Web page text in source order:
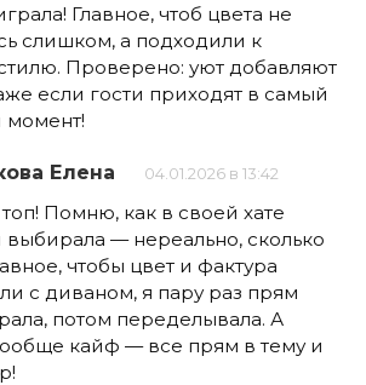
Главное, чтоб цвета не
слишком, а подходили к
Проверено: уют добавляют
если гости приходят в самый
момент!
Елена 04.01.2026 в 13:42
Помню, как в своей хате
— нереально, сколько
чтобы цвет и фактура
с диваном, я пару раз прям
потом переделывала. А
кайф — все прям в тему и